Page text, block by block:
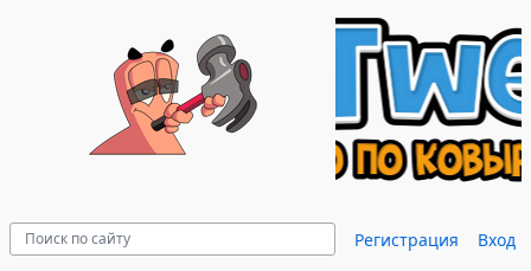
Регистрация Вход